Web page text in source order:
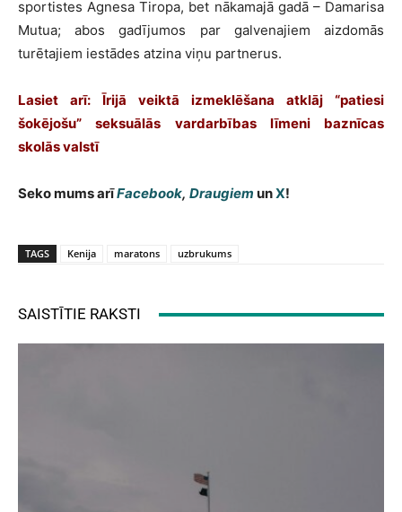
sportistes Agnesa Tiropa, bet nākamajā gadā – Damarisa
Mutua; abos gadījumos par galvenajiem aizdomās
turētajiem iestādes atzina viņu partnerus.
Lasiet arī: Īrijā veiktā izmeklēšana atklāj “patiesi
šokējošu” seksuālās vardarbības līmeni baznīcas
skolās valstī
Seko mums arīFacebook, Draugiem unX!
TAGS Kenija maratons uzbrukums
SAISTĪTIE RAKSTI